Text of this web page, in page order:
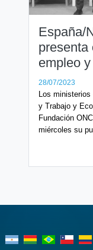
España/
presenta
empleo
28/07/2023
Los
y Trabajo y
Fundación
miércoles su